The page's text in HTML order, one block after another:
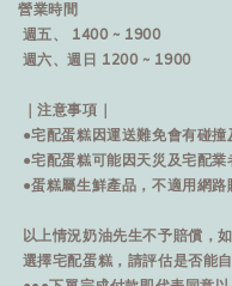
營業時間
週五、 1400 ~ 1900
週六、週日 1200 ~ 1900
｜注意事項｜
●宅配蛋糕因運送難免會有碰
●宅配蛋糕可能因天災及宅配
●蛋糕屬生鮮產品，不適用網
以上情況奶油先生不予賠償，
選擇宅配蛋糕，請評估是否能